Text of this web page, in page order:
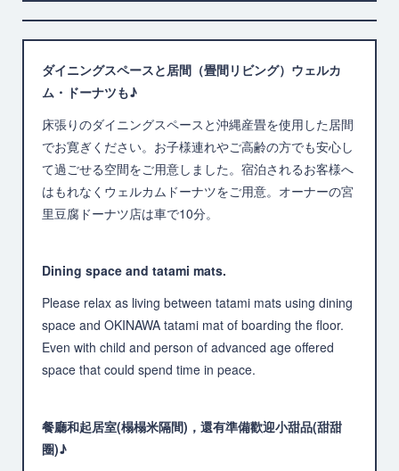
ダイニングスペースと居間（畳間リビング）ウェルカ
ム・ドーナツも♪
床張りのダイニングスペースと沖縄産畳を使用した居間
でお寛ぎください。お子様連れやご高齢の方でも安心し
て過ごせる空間をご用意しました。宿泊されるお客様へ
はもれなくウェルカムドーナツをご用意。オーナーの宮
里豆腐ドーナツ店は車で10分。
Dining space and tatami mats.
Please relax as living between tatami mats using dining
space and OKINAWA tatami mat of boarding the floor.
Even with child and person of advanced age offered
space that could spend time in peace.
餐廳和起居室(榻榻米隔間)，還有準備歡迎小甜品(甜甜
圈)♪